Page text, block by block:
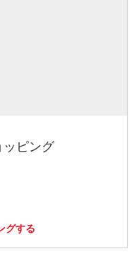
ッピング
グする